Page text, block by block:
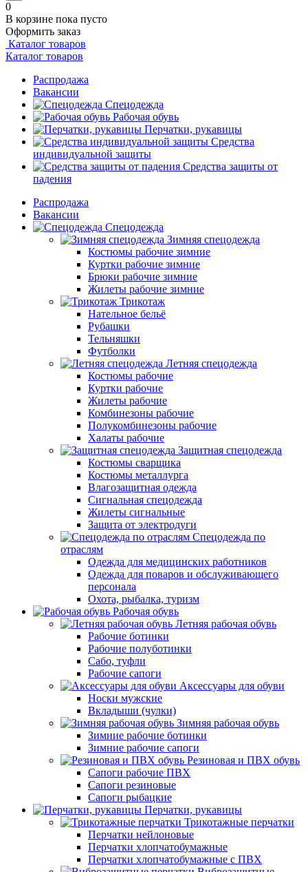
0
В корзине пока пусто
Оформить заказ
Каталог товаров
Каталог товаров
Распродажа
Вакансии
Спецодежда
Рабочая обувь
Перчатки, рукавицы
Средства
индивидуальной защиты
Средства защиты от
падения
Распродажа
Вакансии
Спецодежда
Зимняя спецодежда
Костюмы рабочие зимние
Куртки рабочие зимние
Брюки рабочие зимние
Жилеты рабочие зимние
Трикотаж
Нательное бельё
Рубашки
Тельняшки
Футболки
Летняя спецодежда
Костюмы рабочие
Куртки рабочие
Жилеты рабочие
Комбинезоны рабочие
Полукомбинезоны рабочие
Халаты рабочие
Защитная спецодежда
Костюмы сварщика
Костюмы металлурга
Влагозащитная одежда
Сигнальная спецодежда
Жилеты сигнальные
Защита от электродуги
Спецодежда по
отраслям
Одежда для медицинских работников
Одежда для поваров и обслуживающего
персонала
Охота, рыбалка, туризм
Рабочая обувь
Летняя рабочая обувь
Рабочие ботинки
Рабочие полуботинки
Сабо, туфли
Рабочие сапоги
Аксессуары для обуви
Носки мужские
Вкладыши (чулки)
Зимняя рабочая обувь
Зимние рабочие ботинки
Зимние рабочие сапоги
Резиновая и ПВХ обувь
Сапоги рабочие ПВХ
Сапоги резиновые
Сапоги рыбацкие
Перчатки, рукавицы
Трикотажные перчатки
Перчатки нейлоновые
Перчатки хлопчатобумажные
Перчатки хлопчатобумажные с ПВХ